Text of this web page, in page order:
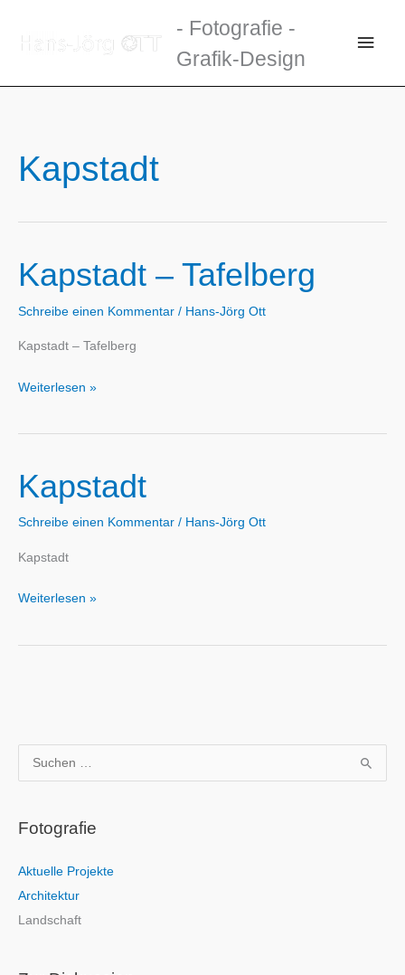
Inhalt
- Fotografie -
Grafik-Design
Kapstadt
Kapstadt – Tafelberg
Schreibe einen Kommentar / Hans-Jörg Ott
Kapstadt – Tafelberg
Kapstadt
Tafelberg
Weiterlesen »
Kapstadt
Schreibe einen Kommentar / Hans-Jörg Ott
Kapstadt
Kapstadt
Weiterlesen »
u
h
n
n
a
Fotografie
Aktuelle Projekte
Architektur
Landschaft